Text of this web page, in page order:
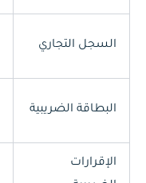
السجل التجاري
البطاقة الضريبية
الإقرارات